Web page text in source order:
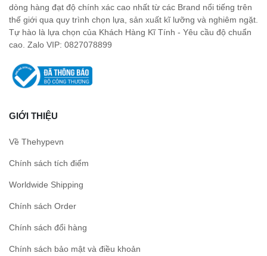
dòng hàng đạt độ chính xác cao nhất từ các Brand nổi tiếng trên
thế giới qua quy trình chọn lựa, sản xuất kĩ lưỡng và nghiêm ngặt.
Tự hào là lựa chọn của Khách Hàng Kĩ Tính - Yêu cầu độ chuẩn
cao. Zalo VIP: 0827078899
GIỚI THIỆU
Về Thehypevn
Chính sách tích điểm
Worldwide Shipping
Chính sách Order
Chính sách đổi hàng
Chính sách bảo mật và điều khoản